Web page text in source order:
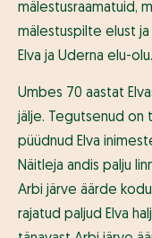
mälestusraamatuid,
mälestuspilte elust ja
Elva ja Uderna elu-olu.
Umbes 70 aastat
jälje. Tegutsenud on
püüdnud Elva
Näitleja andis palju
Arbi järve äärde
rajatud paljud Elva